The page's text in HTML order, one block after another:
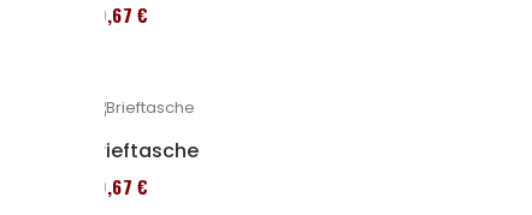
39,67 €
Brieftasche
39,67 €